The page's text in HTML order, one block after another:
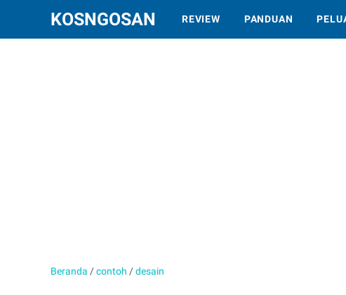
KOSNGOSAN REVIEW PANDUAN
Beranda /contoh /desain